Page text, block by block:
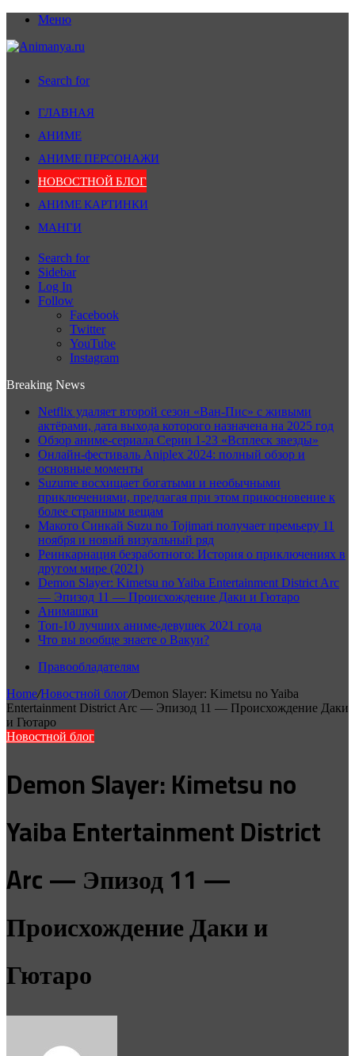
Меню
Search for
ГЛАВНАЯ
АНИМЕ
АНИМЕ ПЕРСОНАЖИ
НОВОСТНОЙ БЛОГ
АНИМЕ КАРТИНКИ
МАНГИ
Search for
Sidebar
Log In
Follow
Facebook
Twitter
YouTube
Instagram
Breaking News
Netflix удаляет второй сезон «Ван-Пис» с живыми
актёрами, дата выхода которого назначена на 2025 год
Обзор аниме-сериала Серии 1-23 «Всплеск звезды»
Онлайн-фестиваль Aniplex 2024: полный обзор и
основные моменты
Suzume восхищает богатыми и необычными
приключениями, предлагая при этом прикосновение к
более странным вещам
Макото Синкай Suzu no Tojimari получает премьеру 11
ноября и новый визуальный ряд
Реинкарнация безработного: История о приключениях в
другом мире (2021)
Demon Slayer: Kimetsu no Yaiba Entertainment District Arc
— Эпизод 11 — Происхождение Даки и Гютаро
Анимашки
Топ-10 лучших аниме-девушек 2021 года
Что вы вообще знаете о Вакуи?
Правообладателям
Home/Новостной блог/Demon Slayer: Kimetsu no Yaiba
Entertainment District Arc — Эпизод 11 — Происхождение Даки
и Гютаро
Новостной блог
Demon Slayer: Kimetsu no
Yaiba Entertainment District
Arc — Эпизод 11 —
Происхождение Даки и
Гютаро